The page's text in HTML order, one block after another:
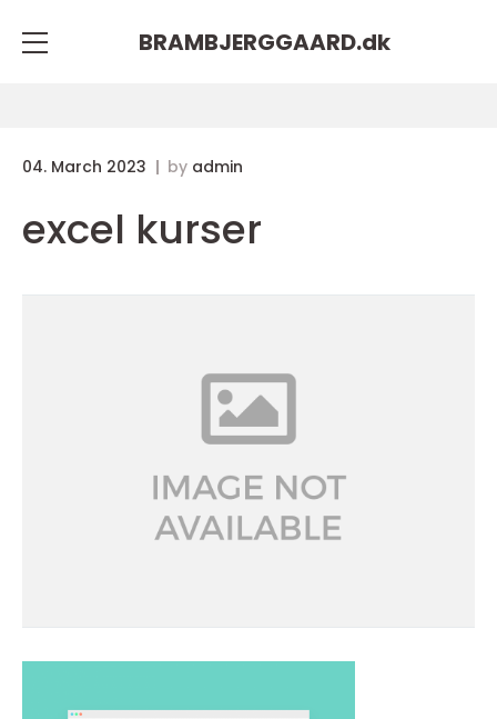
BRAMBJERGGAARD.dk
04. March 2023 by admin
excel kurser